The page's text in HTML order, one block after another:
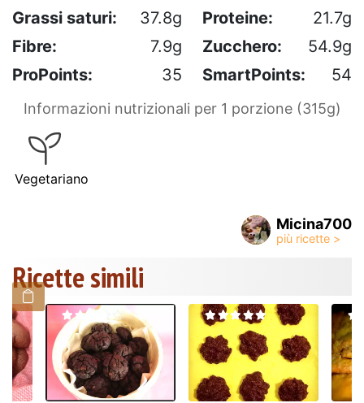
Grassi saturi:
37.8g Proteine:
21.7g
Fibre:
7.9g Zucchero:
54.9g
ProPoints:
35 SmartPoints: 54
Informazioni nutrizionali per 1 porzione (315g)
Vegetariano
Micina700
Ricette simili